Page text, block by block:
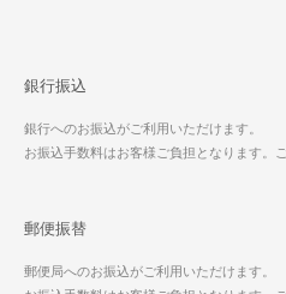
銀行振込
銀行へのお振込がご利用いただけます。
お振込手数料はお客様ご負担となります。
郵便振替
郵便局へのお振込がご利用いただけます。